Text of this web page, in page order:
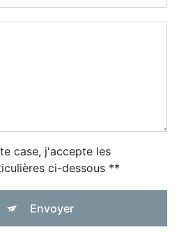
case, j'accepte les
ci-dessous **
Envoyer